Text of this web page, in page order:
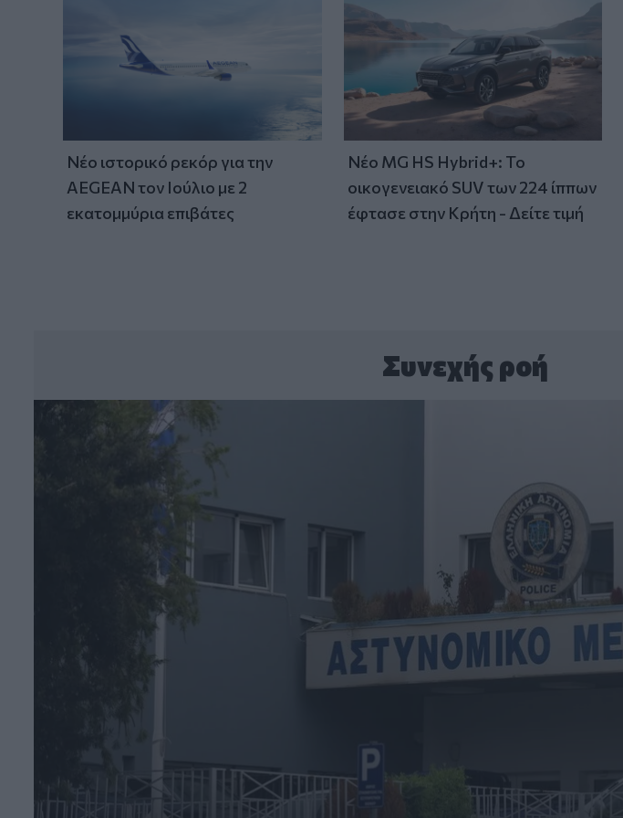
Νέο ιστορικό ρεκόρ για την
AEGEAN τον Ιούλιο με 2
εκατομμύρια επιβάτες
Νέο MG HS Hybrid+: Το
οικογενειακό SUV των 224 ίππων
έφτασε στην Κρήτη - Δείτε τιμή
Συνεχής ροή